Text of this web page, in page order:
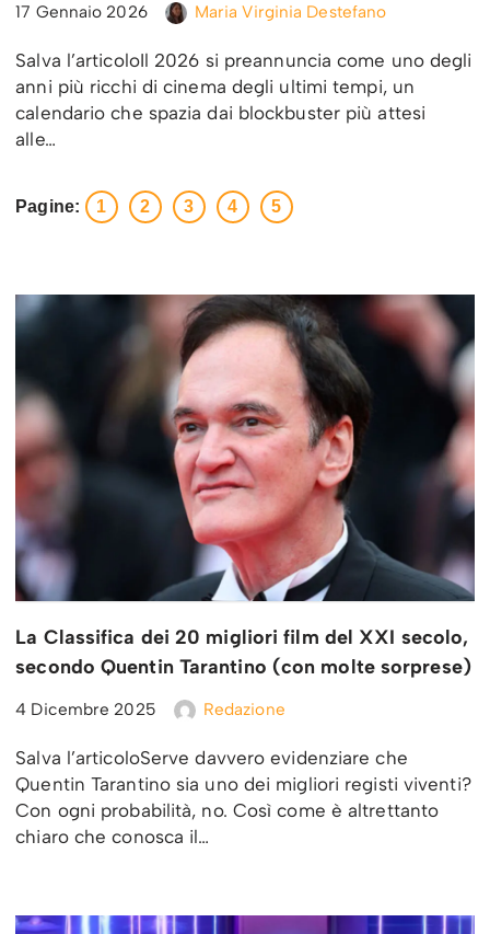
17 Gennaio 2026 Maria Virginia Destefano
Salva l’articoloIl 2026 si preannuncia come uno degli
anni più ricchi di cinema degli ultimi tempi, un
calendario che spazia dai blockbuster più attesi
alle…
Pagine: 1 2 3 4 5
La Classifica dei 20 migliori film del XXI secolo,
secondo Quentin Tarantino (con molte sorprese)
4 Dicembre 2025 Redazione
Salva l’articoloServe davvero evidenziare che
Quentin Tarantino sia uno dei migliori registi viventi?
Con ogni probabilità, no. Così come è altrettanto
chiaro che conosca il…